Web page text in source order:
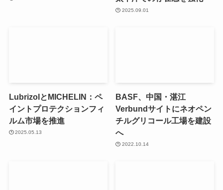
2025.09.01
LubrizolとMICHELIN：ペ
イントプロテクションフィ
ルム市場を推進
2025.05.13
BASF、中国・湛江
Verbundサイトにネオペン
チルグリコール工場を建設
へ
2022.10.14